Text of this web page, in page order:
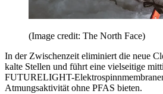
(Image credit: The North Face)
In der Zwischenzeit eliminiert die neue
kalte Stellen und führt eine vielseitige
FUTURELIGHT-
Atmungsaktivität ohne PFAS bieten.